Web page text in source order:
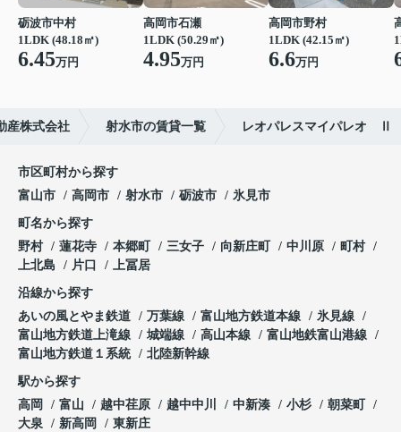
砺波市中村
1LDK (48.18㎡)
6.45万円
高岡市石瀬
1LDK (50.29㎡)
4.95万円
高岡市野村
1LDK (42.15㎡)
6.6万円
産株式会社 射水市の賃貸一覧 レオパレスマイパレオ Ⅱ
市区町村から探す
富山市
高岡市 射水市 砺波市 氷見市
町名から探す
野村
蓮花寺 本郷町 三女子 向新庄町 中川原
町村
上北島
片口 上冨居
沿線から探す
あいの風とやま鉄道
万葉線 富山地方鉄道本線
氷見線
富山地方鉄道上滝線
城端線 高山本線
富山地鉄富山港線
富山地方鉄道１系統
北陸新幹線
駅から探す
高岡
富山 越中荏原 越中中川 中新湊 小杉
朝菜町
大泉
新高岡 東新庄